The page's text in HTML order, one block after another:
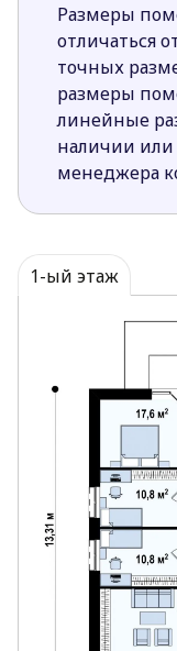
Размеры
отличаться
точных
размеры
линейные
наличии
менеджера
1-ый этаж